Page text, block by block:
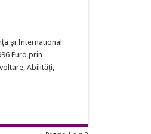
și International
Euro prin
Abilităţi,